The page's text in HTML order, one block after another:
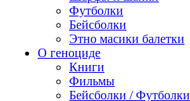
Футболки
Бейсболки
Этно масики балетки
О геноциде
Книги
Фильмы
Бейсболки / Футболки